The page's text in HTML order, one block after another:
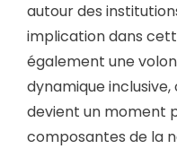
autour des
implication dans
également une
dynamique
devient un moment
composantes de la